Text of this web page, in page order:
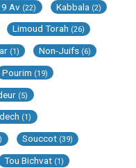
9 Av (22) Kabbala (2)
Limoud Torah (26)
(1) Non-Juifs (6)
Pourim (19)
(5)
(1)
Souccot (39)
Tou Bichvat (1)